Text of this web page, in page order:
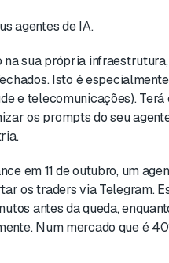
agentes de IA.
sua própria
Isto é
e telecomunicações).
os prompts do seu
em 11 de outubro, um
os traders via Telegram.
antes da queda,
Num mercado que é